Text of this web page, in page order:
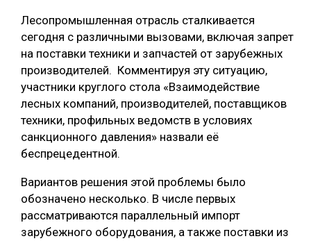
ЦБП
КОМПЛЕКСНАЯ ПЕРЕРАБОТКА
ЛЕСОПИЛЕНИЕ
ДЕРЕВЯННОЕ ДОМОСТРОЕНИЕ
БЕЗОПАСНОЕ ПРОИЗВОДСТВО
СОРТИРОВКА ДРЕВЕСИНЫ
СУШКА ДРЕВЕСИНЫ
МЕБЕЛЬНОЕ ПРОИЗВОДСТВО
Лесопромышленная отрасль сталкивается
сегодня с различными вызовами, включая запрет
на поставки техники и запчастей от зарубежных
производителей. Комментируя эту ситуацию,
участники круглого стола «Взаимодействие
лесных компаний, производителей, поставщиков
техники, профильных ведомств в условиях
санкционного давления» назвали её
беспрецедентной.
Вариантов решения этой проблемы было
обозначено несколько. В числе первых
рассматриваются параллельный импорт
зарубежного оборудования, а также поставки из